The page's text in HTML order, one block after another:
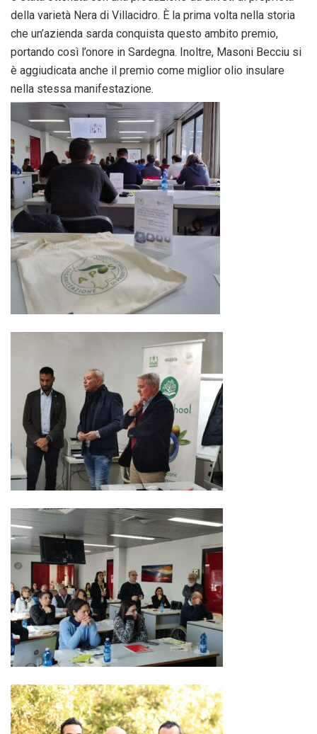
della varietà Nera di Villacidro. È la prima volta nella storia
che un’azienda sarda conquista questo ambito premio,
portando così l’onore in Sardegna. Inoltre, Masoni Becciu si
è aggiudicata anche il premio come miglior olio insulare
nella stessa manifestazione.